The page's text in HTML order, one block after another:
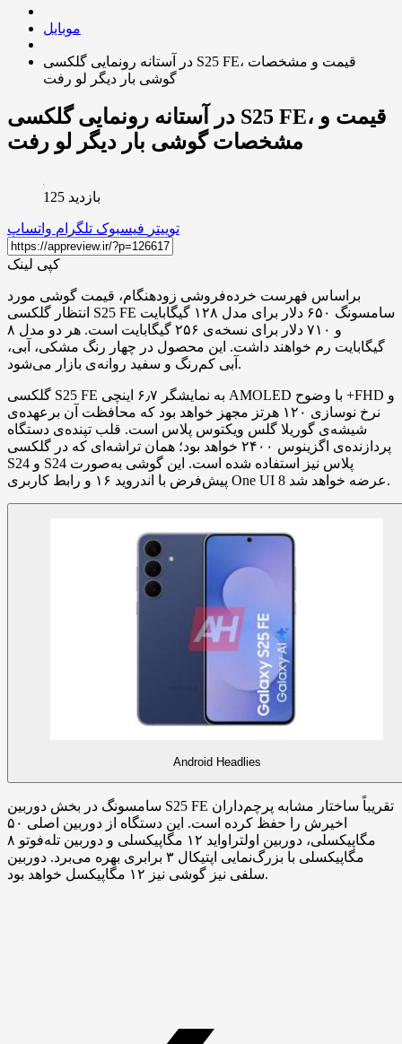
موبایل
در آستانه رونمایی گلکسی S25 FE، قیمت و مشخصات
گوشی بار دیگر لو رفت
در آستانه رونمایی گلکسی S25 FE، قیمت و
مشخصات گوشی بار دیگر لو رفت
بازدید 125
توییتر فیسبوک تلگرام واتساپ
کپی لینک
براساس فهرست خرده‌فروشی زودهنگام، قیمت گوشی مورد
انتظار گلکسی S25 FE سامسونگ ۶۵۰ دلار برای مدل ۱۲۸ گیگابایت
و ۷۱۰ دلار برای نسخه‌ی ۲۵۶ گیگابایت است. هر دو مدل ۸
گیگابایت رم خواهند داشت. این محصول در چهار رنگ مشکی، آبی،
آبی کم‌رنگ و سفید روانه‌ی بازار می‌شود.
گلکسی S25 FE به نمایشگر ۶٫۷ اینچی AMOLED با وضوح +FHD و
نرخ نوسازی ۱۲۰ هرتز مجهز خواهد بود که محافظت آن برعهده‌ی
شیشه‌ی گوریلا گلس ویکتوس پلاس است. قلب تپنده‌ی دستگاه
پردازنده‌ی اگزینوس ۲۴۰۰ خواهد بود؛ همان تراشه‌ای که در گلکسی
S24 و S24 پلاس نیز استفاده شده است. این گوشی به‌صورت
پیش‌فرض با اندروید ۱۶ و رابط کاربری One UI 8 عرضه خواهد شد.
Android Headlies
سامسونگ در بخش دوربین S25 FE تقریباً ساختار مشابه پرچم‌داران
اخیرش را حفظ کرده است. این دستگاه از دوربین اصلی ۵۰
مگاپیکسلی، دوربین اولتراواید ۱۲ مگاپیکسلی و دوربین تله‌فوتو ۸
مگاپیکسلی با بزرگ‌نمایی اپتیکال ۳ برابری بهره می‌برد. دوربین
سلفی نیز گوشی نیز ۱۲ مگاپیکسل خواهد بود.